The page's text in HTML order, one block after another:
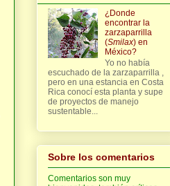
¿Donde
encontrar la
zarzaparrilla
(Smilax) en
México?
Yo no había
escuchado de la zarzaparrilla ,
pero en una estancia en Costa
Rica conocí esta planta y supe
de proyectos de manejo
sustentable...
Sobre los comentarios
Comentarios son muy